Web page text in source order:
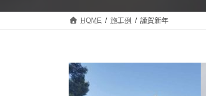
HOME 施工例 謹賀新年